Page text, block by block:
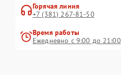
Горячая линия
+7 (381) 267-81-50
Время работы
Ежедневно с 9:00 до 21:00